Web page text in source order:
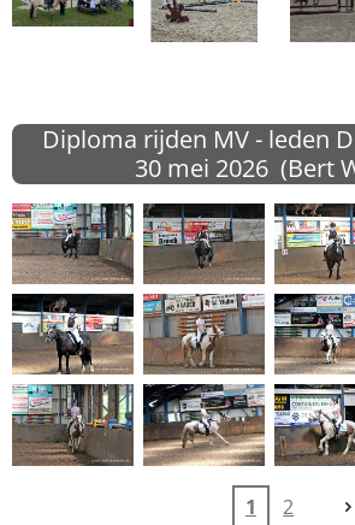
Diploma rijden MV - leden
30 mei 2026 (Bert
1 2